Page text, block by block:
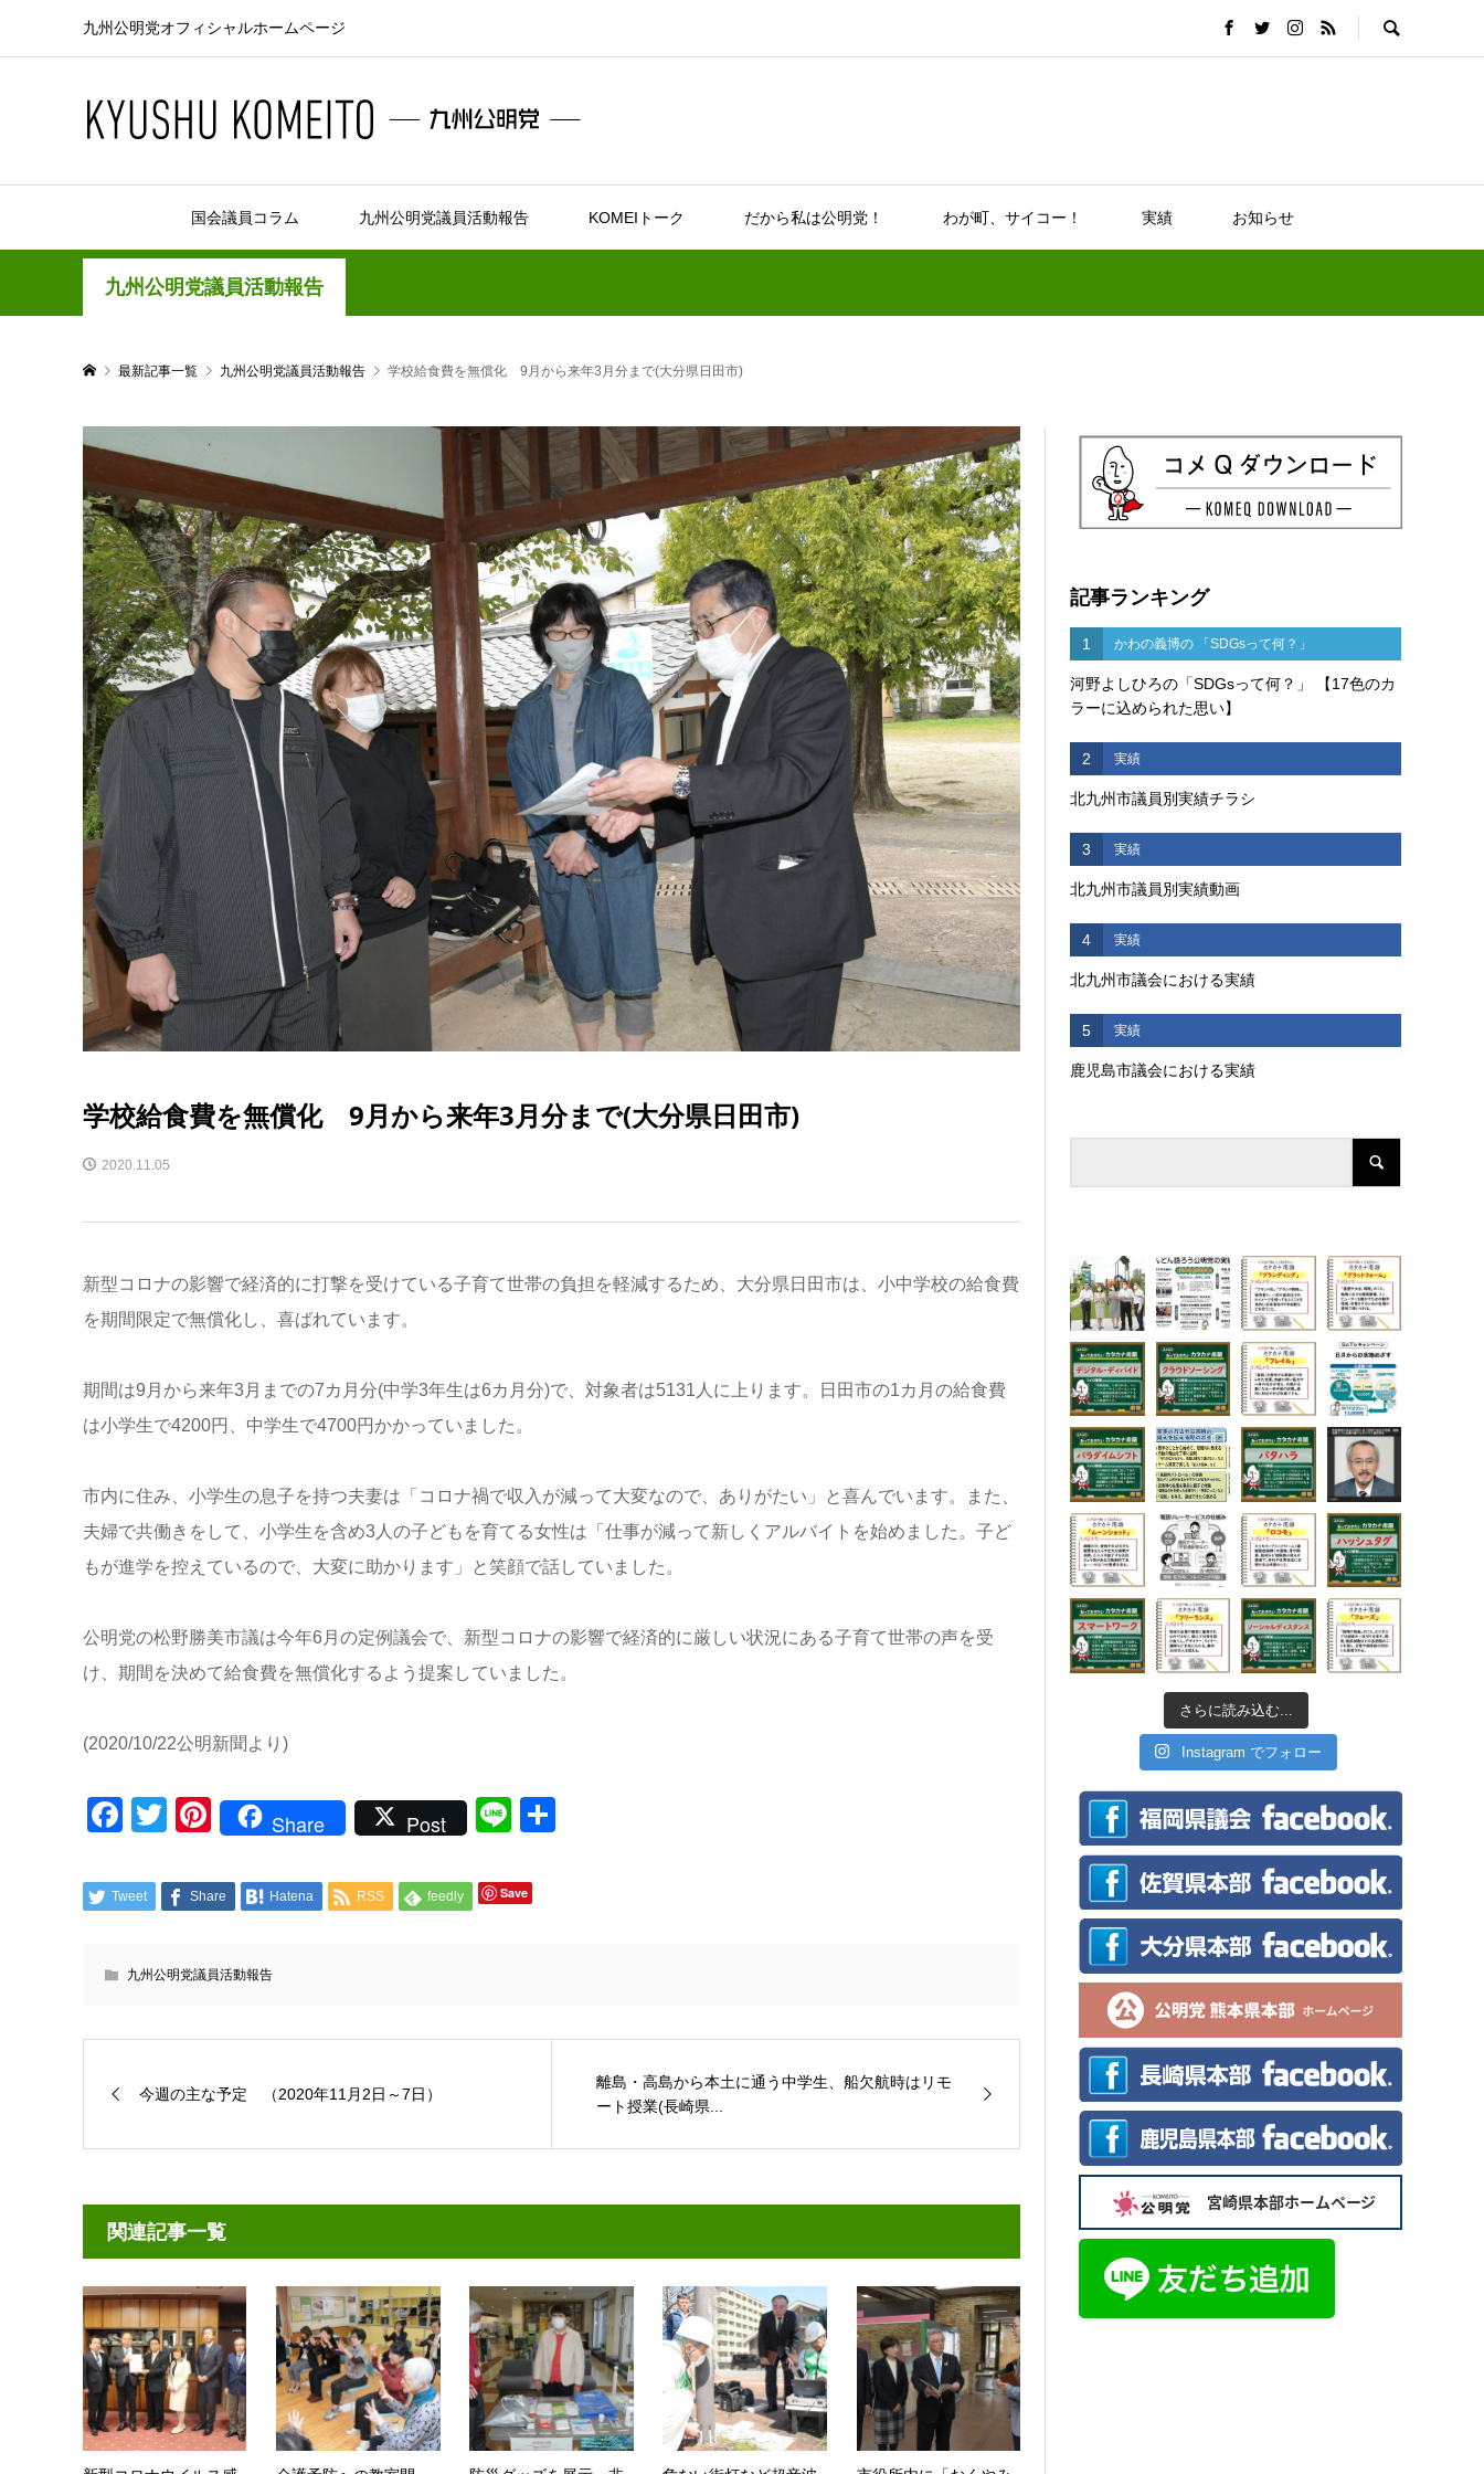
九州公明党オフィシャルホームページ
国会議員コラム 九州公明党議員活動報告 KOMEIトーク だから私は公明党！ わが町、サイコー！ 実績 お知らせ
九州公明党議員活動報告
最新記事一覧 九州公明党議員活動報告 学校給食費を無償化 9月から来年3月分まで(大分県日田市)
学校給食費を無償化 9月から来年3月分まで(大分県日田市)
2020.11.05
新型コロナの影響で経済的に打撃を受けている子育て世帯の負担を軽減するため、大分県日田市は、小中学校の給食費
を期間限定で無償化し、喜ばれています。
期間は9月から来年3月までの7カ月分(中学3年生は6カ月分)で、対象者は5131人に上ります。日田市の1カ月の給食費
は小学生で4200円、中学生で4700円かかっていました。
市内に住み、小学生の息子を持つ夫妻は「コロナ禍で収入が減って大変なので、ありがたい」と喜んでいます。また、
夫婦で共働きをして、小学生を含め3人の子どもを育てる女性は「仕事が減って新しくアルバイトを始めました。子ど
もが進学を控えているので、大変に助かります」と笑顔で話していました。
公明党の松野勝美市議は今年6月の定例議会で、新型コロナの影響で経済的に厳しい状況にある子育て世帯の声を受
け、期間を決めて給食費を無償化するよう提案していました。
(2020/10/22公明新聞より)
Facebook
TwitterPinterest
Share Post Line
Tweet Share Hatena RSS feedly Save
九州公明党議員活動報告
今週の主な予定 （2020年11月2日～7日）
離島・高島から本土に通う中学生、船欠航時はリモ
ート授業(長崎県...
関連記事一覧
記事ランキング
1 かわの義博の 「SDGsって何？」
河野よしひろの「SDGsって何？」 【17色のカ
ラーに込められた思い】
2 実績
北九州市議員別実績チラシ
3 実績
北九州市議員別実績動画
4 実績
北九州市議会における実績
5 実績
鹿児島市議会における実績
さらに読み込む...
Instagram でフォロー